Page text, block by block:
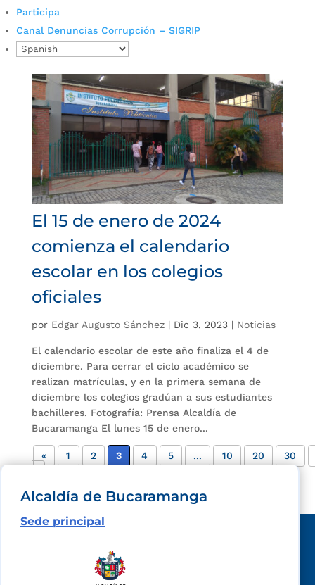
Participa
Canal Denuncias Corrupción – SIGRIP
curricular para fomentar proyectos bilingües.
Fotografía: Jonnatan Hurtado/Prensa Alcaldía de
Bucaramanga Torcoroma Peñaranda, docente...
El 15 de enero de 2024
comienza el calendario
escolar en los colegios
oficiales
por Edgar Augusto Sánchez| Dic 3, 2023| Noticias
El calendario escolar de este año finaliza el 4 de
diciembre. Para cerrar el ciclo académico se
realizan matrículas, y en la primera semana de
diciembre los colegios gradúan a sus estudiantes
bachilleres. Fotografía: Prensa Alcaldía de
Bucaramanga El lunes 15 de enero...
« 1 2 3 4 5 ... 10 20
30
Alcaldía de Bucaramanga
Sede principal